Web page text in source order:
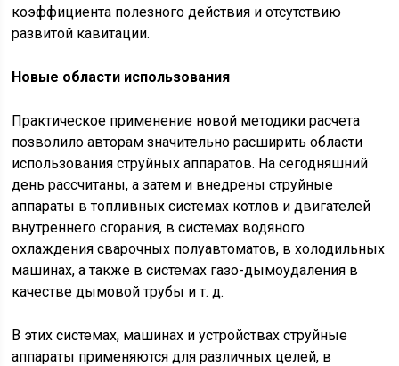
коэффициента полезного действия и отсутствию
развитой кавитации.
Новые области использования
Практическое применение новой методики расчета
позволило авторам значительно расширить области
использования струйных аппаратов. На сегодняшний
день рассчитаны, а затем и внедрены струйные
аппараты в топливных системах котлов и двигателей
внутреннего сгорания, в системах водяного
охлаждения сварочных полуавтоматов, в холодильных
машинах, а также в системах газо-дымоудаления в
качестве дымовой трубы и т. д.
В этих системах, машинах и устройствах струйные
аппараты применяются для различных целей, в